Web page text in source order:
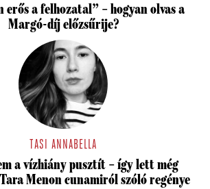
erős a felhozatal” – hogyan olvas a
Margó-díj előzsűrije?
TASI ANNABELLA
a vízhiány pusztít – így lett még
Menon cunamiról szóló regénye